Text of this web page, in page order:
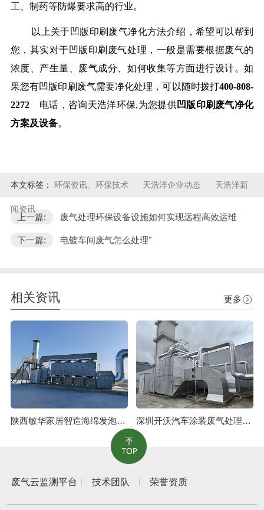
工、制药等防爆要求高的行业。
以上关于凹版印刷废气净化方法介绍，希望可以帮到
您，其实对于凹版印刷废气处理，一般是需要根据废气的
浓度、产生量、废气成分、如何收集等方面进行设计。如
果您有凹版印刷废气需要净化处理，可以随时拨打400-808-
2272
电话，咨询天浩洋环保,为您提供凹版印刷废气净化
方案及设备。
本文标签： 环保资讯、环保技术 天浩洋企业动态 天浩洋新
闻资讯
上一篇: 废气处理环保设备设施如何实现远程高效运维
下一篇: 电镀车间废气怎么处理"
相关资讯 更多
陕西敏华家居智造海绵发泡废气治理工程 深圳开沃汽车涂装废气处理工程
废气云监测平台 技术团队 荣誉资质